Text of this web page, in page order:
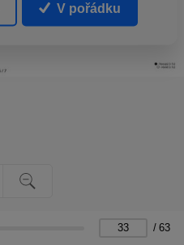
/ 63
V pořádku